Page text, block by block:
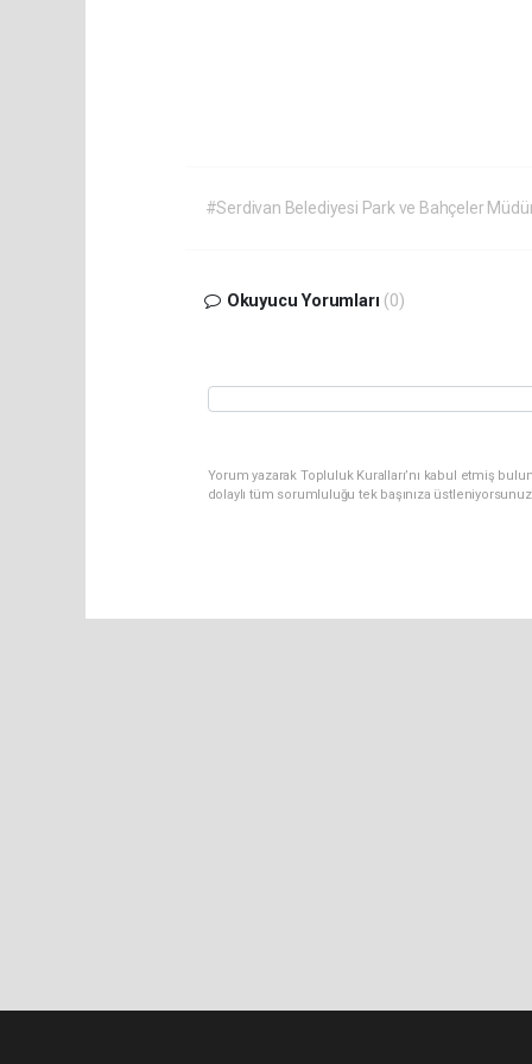
#Serdivan Belediyesi Park ve Bahçeler
Okuyucu Yorumları (0)
Yorum yazarak Topluluk Kuralları’nı kabul etmiş
dolaylı tüm sorumluluğu tek başınıza